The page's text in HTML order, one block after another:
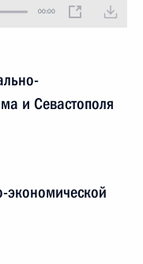
00:00
и Севастополя
экономической